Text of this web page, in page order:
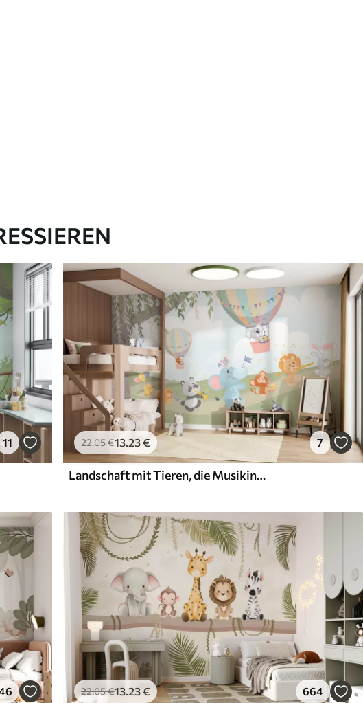
11 22.05€13.23€ 7
Landschaft mit Tieren, die Musikinstrumente spielen
22.05€13.23€ 664